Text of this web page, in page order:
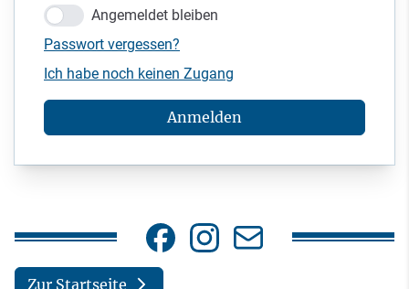
Angemeldet bleiben
Passwort vergessen?
Ich habe noch keinen Zugang
Anmelden
Zur Startseite